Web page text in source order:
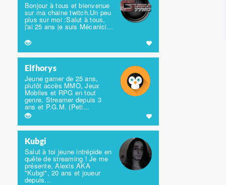
Bonjour à tous et bienvenue
sur ma chaine twitch.Un peu
plus sur moi :Salut à tous,
j'ai 25 ans je suis Mécanici...
Elfhorys
Jeune gamer de 25 ans,
plutôt accès MMO, Jeux
Mobiles et RPG en tout
genre. Streamer depuis 3
ans et P.G.M. (Peti...
Kubgi
Salut à toi jeune intrépide en
quête de streaming ! Je me
présente, Alexis AKA
"Kubgi", 20 ans et joueur
depuis...